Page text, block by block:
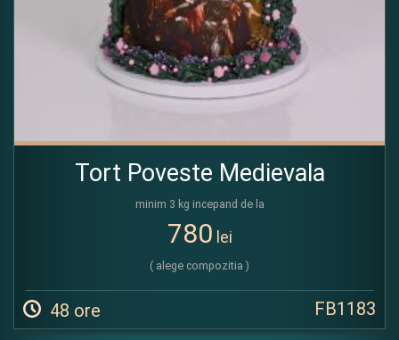
Tort Poveste Medievala
minim 3 kg incepand de la
780 lei
( alege compozitia )
48 ore FB1183